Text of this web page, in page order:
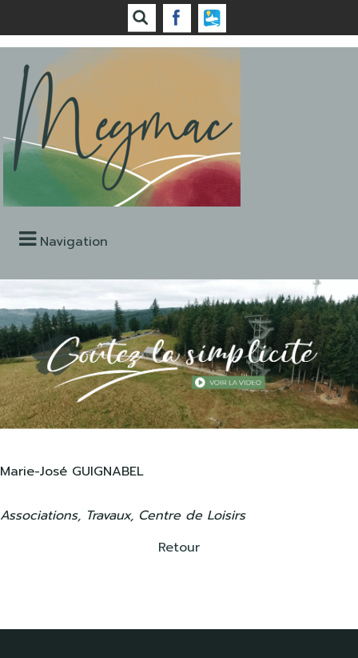
Navigation
Marie-José GUIGNABEL
Associations, Travaux, Centre de Loisirs
Retour